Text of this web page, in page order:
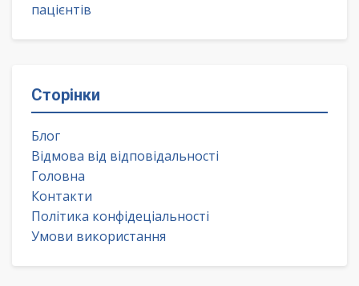
пацієнтів
Сторінки
Блог
Відмова від відповідальності
Головна
Контакти
Політика конфідеціальності
Умови використання